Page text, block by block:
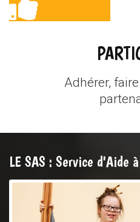
Adhérer,
LE SAS : Service d'Aide